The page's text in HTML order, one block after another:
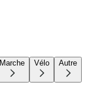
Marche Vélo Autre